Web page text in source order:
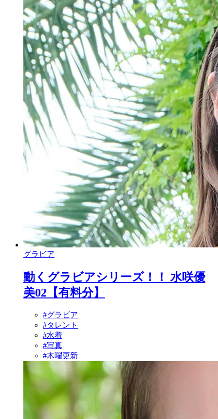
グラビア
動くグラビアシリーズ！！ 水咲優
美02【有料分】
#グラビア
#タレント
#水着
#写真
#木曜更新